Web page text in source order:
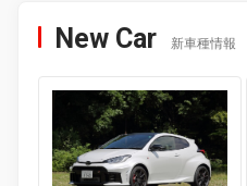
New Car 新車種情報